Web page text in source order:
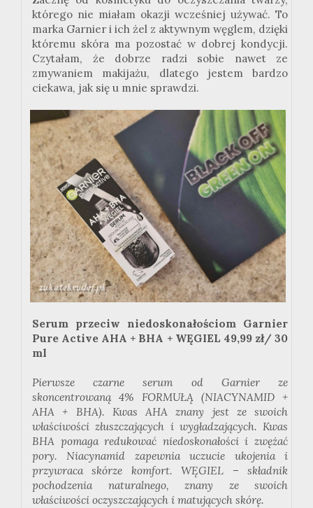
którego nie miałam okazji wcześniej używać. To
marka Garnier i ich żel z aktywnym węglem, dzięki
któremu skóra ma pozostać w dobrej kondycji.
Czytałam, że dobrze radzi sobie nawet ze
zmywaniem makijażu, dlatego jestem bardzo
ciekawa, jak się u mnie sprawdzi.
Serum przeciw niedoskonałościom Garnier
Pure Active AHA + BHA + WĘGIEL 49,99 zł/ 30
ml
Pierwsze czarne serum od Garnier ze
skoncentrowaną 4% FORMUŁĄ (NIACYNAMID +
AHA + BHA). Kwas AHA znany jest ze swoich
właściwości złuszczających i wygładzających. Kwas
BHA pomaga redukować niedoskonałości i zwężać
pory. Niacynamid zapewnia uczucie ukojenia i
przywraca skórze komfort. WĘGIEL – składnik
pochodzenia naturalnego, znany ze swoich
właściwości oczyszczających i matujących skórę.